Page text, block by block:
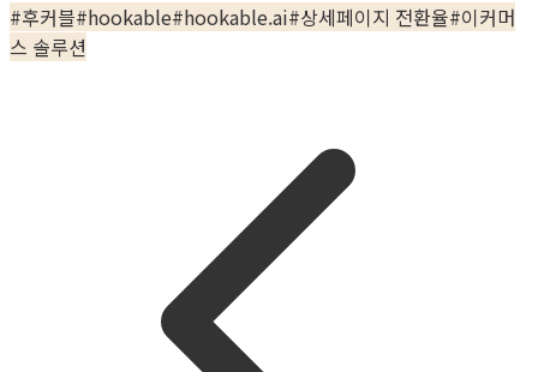
#후커블#hookable#hookable.ai#상세페이지 전환율#이커머
스 솔루션